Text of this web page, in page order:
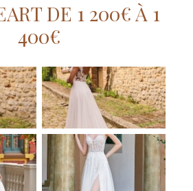
DE 1 200€ À 1
400€